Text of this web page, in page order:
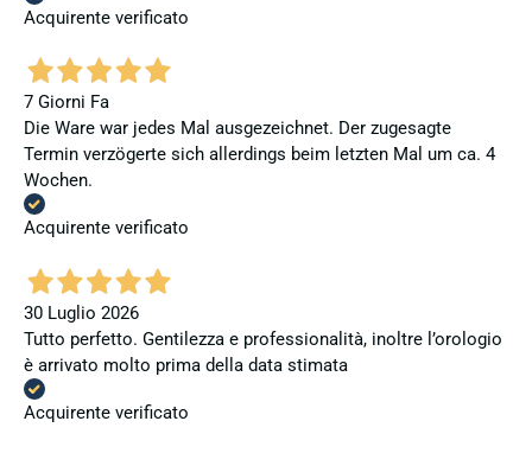
Acquirente verificato
7 Giorni Fa
Die Ware war jedes Mal ausgezeichnet. Der zugesagte
Termin verzögerte sich allerdings beim letzten Mal um ca. 4
Wochen.
Acquirente verificato
30 Luglio 2026
Tutto perfetto. Gentilezza e professionalità, inoltre l’orologio
è arrivato molto prima della data stimata
Acquirente verificato